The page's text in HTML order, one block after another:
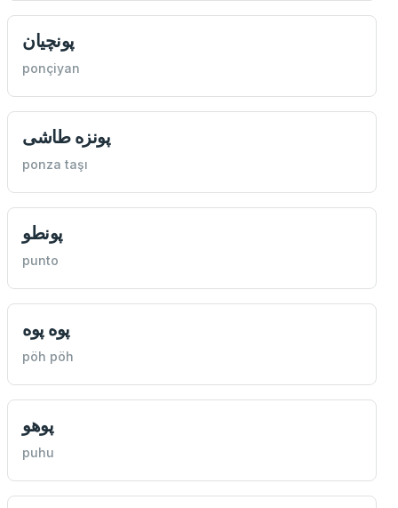
پونچيان
ponçiyan
پونزه طاشی
ponza taşı
پونطو
punto
پوه پوه
pöh pöh
پوهو
puhu